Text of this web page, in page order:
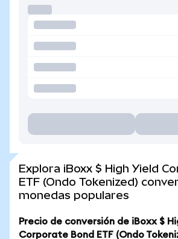
Explora iBoxx $ High Yield
ETF (Ondo Tokenized)
monedas populares
Precio de conversión de iBoxx $
Corporate Bond ETF (Ondo